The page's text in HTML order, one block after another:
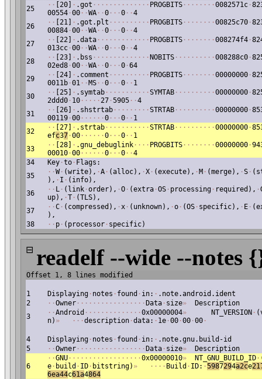
25
· · [20] · .got · · · · · · · · · · · · · · PROGBITS · · · · · · · ·0082571c ·
00554 ·00 · ·WA · ·0 · · ·0 · ·4
26
· · [21] · .got.plt · · · · · · · · · · PROGBITS · · · · · · · ·00825c70 ·
00884 ·00 · ·WA · ·0 · · ·0 · ·4
27
· · [22] · .data · · · · · · · · · · · · · PROGBITS · · · · · · · ·008274f4 ·
013cc ·00 · ·WA · ·0 · · ·0 · ·4
28
· · [23] · .bss · · · · · · · · · · · · · · NOBITS · · · · · · · · · ·008288c0 ·
02ed8 ·00 · ·WA · ·0 · · ·0 ·64
29
· · [24] · .comment · · · · · · · · · · PROGBITS · · · · · · · ·00000000 ·
0011b ·01 · · MS · ·0 · · ·0 · · 1
30
· · [25] · .symtab · · · · · · · · · · ·SYMTAB · · · · · · · · · ·00000000 ·
2ddd0 · 10 · · · · ·27 ·5905 · ·4
31
· · [26] · .shstrtab · · · · · · · · ·STRTAB · · · · · · · · · ·00000000 ·
00119 ·00 · · · · · ·0 · · ·0 · · 1
32
· · [27] · .strtab · · · · · · · · · · ·STRTAB · · · · · · · · · ·00000000 ·
efc37 ·00 · · · · · ·0 · · ·0 · · 1
33
· · [28] · .gnu_debuglink · · · · PROGBITS · · · · · · · ·00000000 ·
00010 ·00 · · · · · ·0 · · ·0 · ·4
34
Key ·to · Flags:
35
· ·W· (write), ·A · (alloc), ·X · (execute), · M · (merge), ·S ·
), · I · (info),
36
· · L · (link ·order), ·O · (extra ·OS · processing · required), ·
up), ·T · (TLS),
37
· ·C · (compressed), ·x · (unknown), ·o · (OS · specific), · E ·
),
38
· · p · (processor · specific)
⊟ readelf --wide --notes
Offset 1, 8 lines modified
1 Displaying · notes · found · in: · .note.android.ident
2
· ·Owner · · · · · · · · · · · · · · · · · Data · size» Description
3
· ·Android · · · · · · · · · · · · · ·0x00000004» NT_VERSION ·
n) » · · ·description ·data: · 1e ·00 ·00 ·00 ·
4 Displaying · notes · found · in: · .note.gnu.build-id
5
· ·Owner · · · · · · · · · · · · · · · · · Data · size» Description
6
· ·GNU · · · · · · · · · · · · · · · · · ·0x00000010» NT_GNU_BUILD_ID ·
e · build · ID · bitstring) » · · · · Build · ID: ·5987294a2ce
6ea44c61a4864